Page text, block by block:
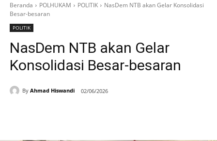
Beranda POLHUKAM POLITIK
NasDem NTB akan Gelar Konsolidasi
Besar-besaran
POLITIK
NasDem NTB akan Gelar
Konsolidasi Besar-besaran
By Ahmad Hiswandi 02/06/2026